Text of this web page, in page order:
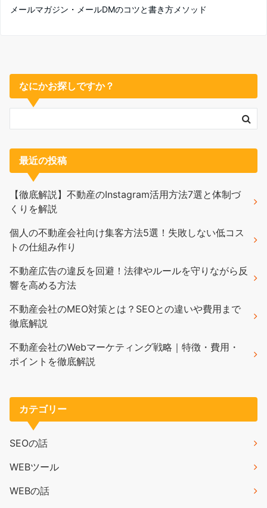
メールマガジン・メールDMのコツと書き方メソッド
なにかお探しですか？
最近の投稿
【徹底解説】不動産のInstagram活用方法7選と体制づ
くりを解説
個人の不動産会社向け集客方法5選！失敗しない低コス
トの仕組み作り
不動産広告の違反を回避！法律やルールを守りながら反
響を高める方法
不動産会社のMEO対策とは？SEOとの違いや費用まで
徹底解説
不動産会社のWebマーケティング戦略｜特徴・費用・
ポイントを徹底解説
カテゴリー
SEOの話
WEBツール
WEBの話